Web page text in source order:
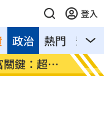
登入
熱門 影音
政治
價上看
埃及